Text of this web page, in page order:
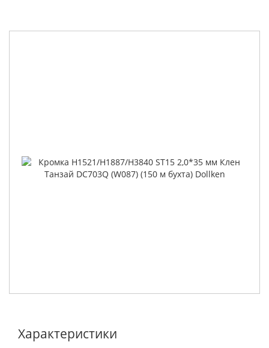
Характеристики